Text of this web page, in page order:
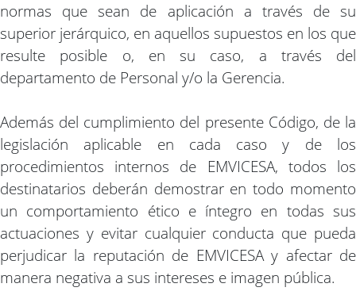
normas que sean de aplicación a través de su
superior jerárquico, en aquellos supuestos en los que
resulte posible o, en su caso, a través del
departamento de Personal y/o la Gerencia.
Además del cumplimiento del presente Código, de la
legislación aplicable en cada caso y de los
procedimientos internos de EMVICESA, todos los
destinatarios deberán demostrar en todo momento
un comportamiento ético e íntegro en todas sus
actuaciones y evitar cualquier conducta que pueda
perjudicar la reputación de EMVICESA y afectar de
manera negativa a sus intereses e imagen pública.